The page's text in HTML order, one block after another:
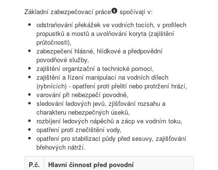
Základní zabezpečovací práce
spočívají v:
odstraňování překážek ve vodních tocích, v profilech
propustků a mostů a uvolňování koryta (zajištění
průtočnosti),
zabezpečení hlásné, hlídkové a předpovědní
povodňové služby,
zajištění organizační a technické pomoci,
zajištění a řízení manipulací na vodních dílech
(rybnících) - opatření proti přelití nebo protržení hrází,
varování při nebezpečí povodně,
sledování ledových jevů, zjišťování rozsahu a
charakteru nebezpečných úseků,
rozbíjení ledových nápěchů a zácp ve vodním toku,
opatření proti znečištění vody,
opatření pro stabilizaci půdy před sesuvy, zajišťování
břehových nátrží.
P.č.
Hlavní činnost před povodní